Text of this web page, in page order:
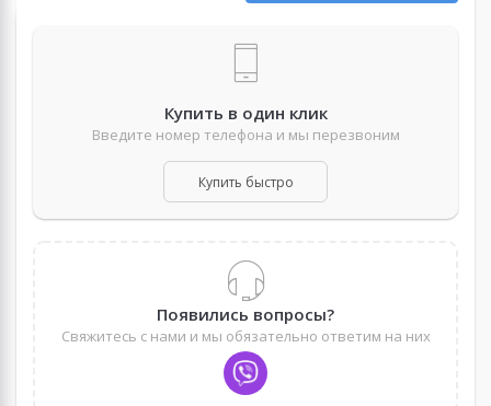
Купить в один клик
Введите номер телефона и мы перезвоним
Купить быстро
Появились вопросы?
Свяжитесь с нами и мы обязательно ответим на них